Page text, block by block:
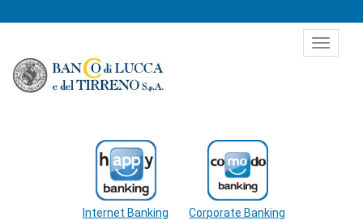
Toggle
Internet Banking Corporate Banking